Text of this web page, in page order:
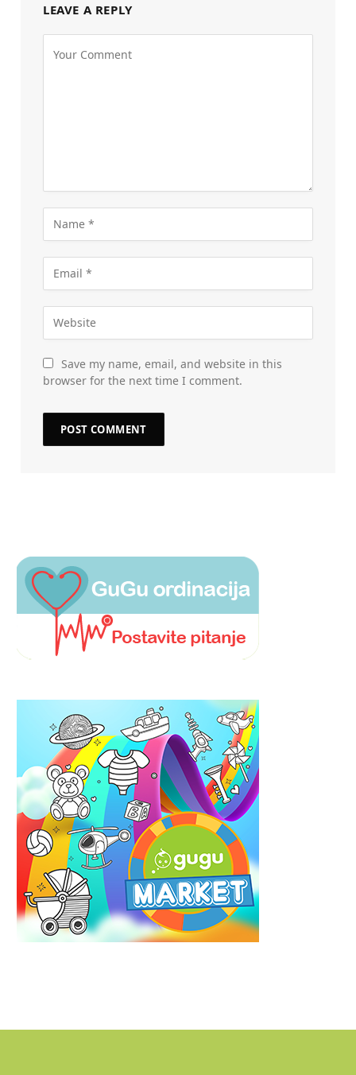
LEAVE A REPLY
Save my name, email, and website in this
browser for the next time I comment.